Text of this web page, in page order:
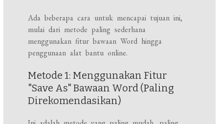
Ada beberapa cara untuk mencapai tujuan ini,
mulai dari metode paling sederhana
menggunakan fitur bawaan Word hingga
penggunaan alat bantu online.
Metode 1: Menggunakan Fitur
"Save As" Bawaan Word (Paling
Direkomendasikan)